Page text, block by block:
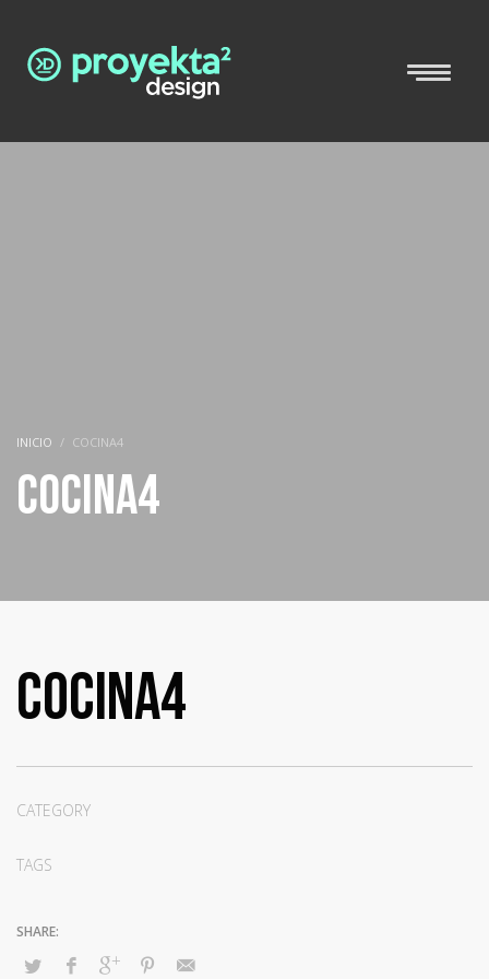
INICIO COCINA4
cocina4
COCINA4
CATEGORY
TAGS